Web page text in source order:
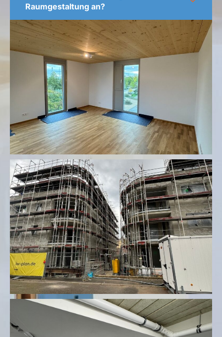
Raumgestaltung an?